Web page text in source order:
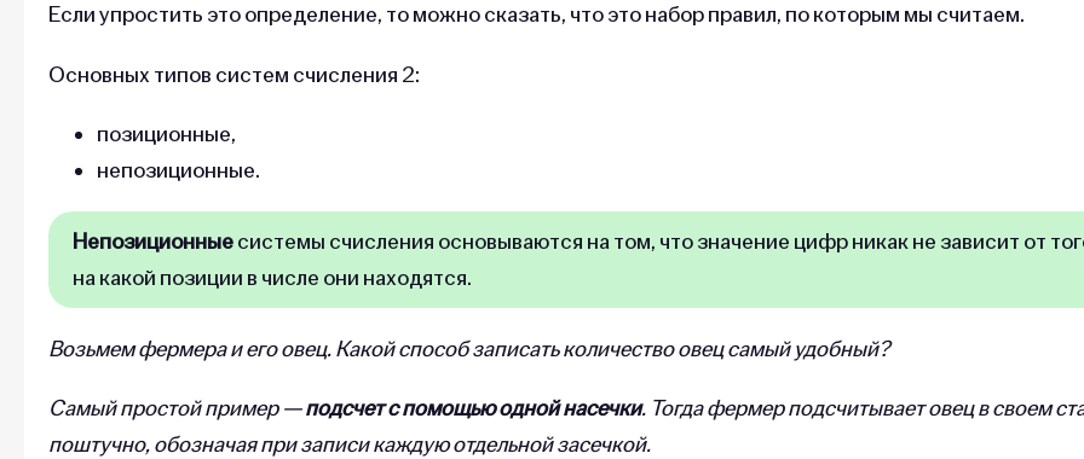
Если упростить это определение, то можно сказать, что это набор правил, по которым мы считаем.
Основных типов систем счисления 2:
позиционные,
непозиционные.
Непозиционныесистемы счисления основываются на том, что значение цифр никак не зависит от
на какой позиции в числе они находятся.
Возьмем фермера и его овец. Какой способ записать количество овец самый удобный?
Самый простой пример —подсчет с помощью одной насечки. Тогда фермер подсчитывает овец в своем
поштучно, обозначая при записи каждую отдельной засечкой.